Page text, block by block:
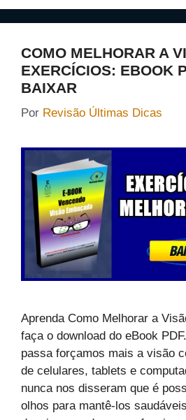
COMO MELHORAR A
EXERCÍCIOS: EBOOK
BAIXAR
Por Revisão Últimas Dicas
Aprenda Como Melhorar a
faça o download do eBook
passa forçamos mais a visão
de celulares, tablets e
nunca nos disseram que é
olhos para mantê-los